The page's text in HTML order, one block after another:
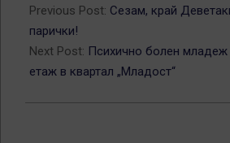
04-
18
Previous Post: Сезам, край
парички!
Next Post: Психично болен младеж
етаж в квартал „Младост“